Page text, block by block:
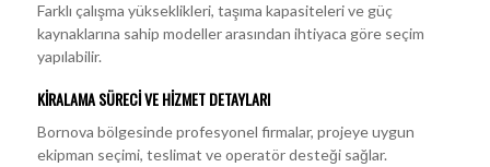
Farklı çalışma yükseklikleri, taşıma kapasiteleri ve güç
kaynaklarına sahip modeller arasından ihtiyaca göre seçim
yapılabilir.
KIRALAMA SÜRECI VE HIZMET DETAYLARI
Bornova bölgesinde profesyonel firmalar, projeye uygun
ekipman seçimi, teslimat ve operatör desteği sağlar.